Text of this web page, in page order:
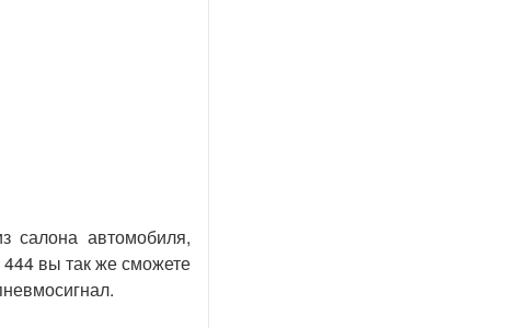
салона автомобиля,
вы так же сможете